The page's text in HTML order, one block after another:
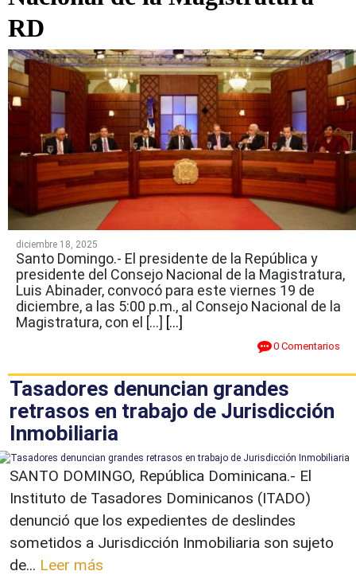
RD
diciembre 18, 2025
Santo Domingo.- El presidente de la República y
presidente del Consejo Nacional de la Magistratura,
Luis Abinader, convocó para este viernes 19 de
diciembre, a las 5:00 p.m., al Consejo Nacional de la
Magistratura, con el […] [...]
0 Comentarios
Tasadores denuncian grandes
retrasos en trabajo de Jurisdicción
Inmobiliaria
SANTO DOMINGO, República Dominicana.- El
Instituto de Tasadores Dominicanos (ITADO)
denunció que los expedientes de deslindes
sometidos a Jurisdicción Inmobiliaria son sujeto
de... Leer más